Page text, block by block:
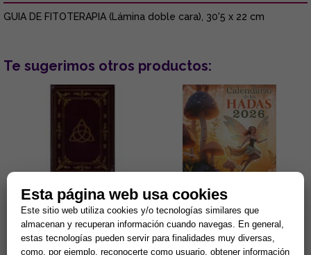
GUIA DE FITOTERAPIA (Lámina doble cara), 30'5 x 22 cm
Te sugerimos otros productos:
DIARIO MAGICO TRIKETA
(LIBRO EN BLANCO 168 PAG.)
CALENDARIO DE LAS HADAS
2026
Calendario de las Hadas 2026
...
Esta página web usa cookies
Este sitio web utiliza cookies y/o tecnologías similares que
almacenan y recuperan información cuando navegas. En general,
estas tecnologías pueden servir para finalidades muy diversas,
como, por ejemplo, reconocerte como usuario, obtener información